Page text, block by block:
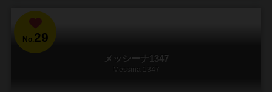
No.29
メッシーナ1347
Messina 1347